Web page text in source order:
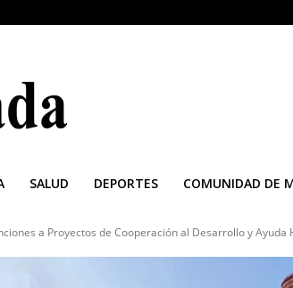
SALUD DEPORTES COMUNIDAD DE
a Proyectos de Cooperación al Desarrollo y Ayuda